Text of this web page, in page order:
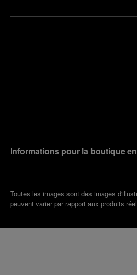
Informations pour la boutique
Toutes les images sont des images
peuvent varier par rapport aux produits